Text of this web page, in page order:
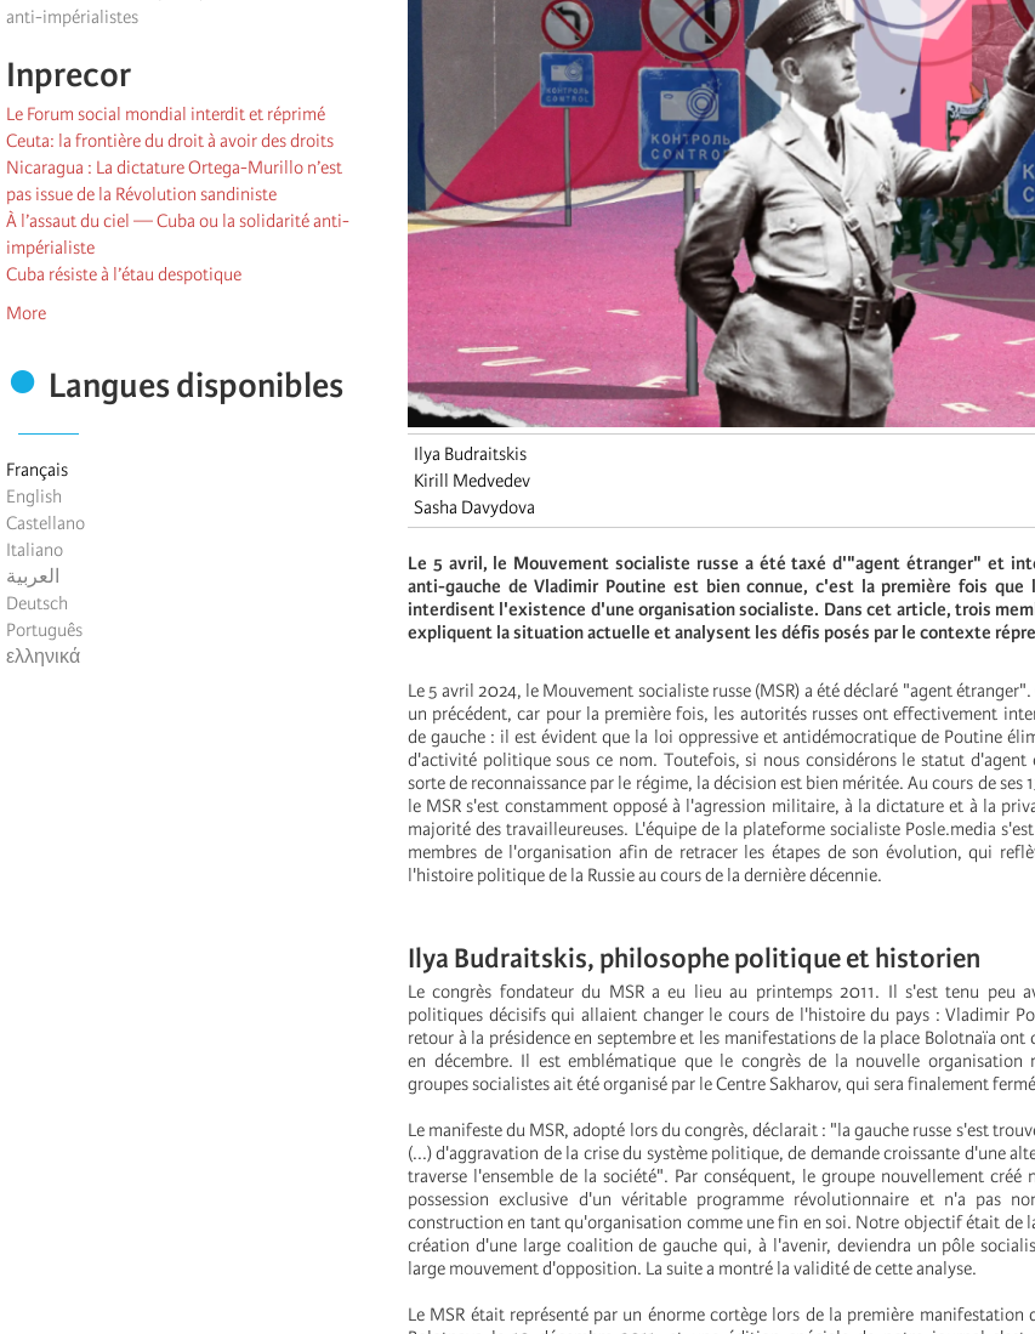
anti-impérialistes
Inprecor
Le Forum social mondial interdit et réprimé
Ceuta: la frontière du droit à avoir des droits
Nicaragua : La dictature Ortega-Murillo n’est
pas issue de la Révolution sandiniste
À l’assaut du ciel — Cuba ou la solidarité anti-
impérialiste
Cuba résiste à l’étau despotique
More
Langues disponibles
Français
English
Castellano
Italiano
العربية
Deutsch
Português
ελληνικά
Ilya Budraitskis
Kirill Medvedev
Sasha Davydova
Le 5 avril, le Mouvement socialiste russe a été taxé d'"agent étranger" et
anti-gauche de Vladimir Poutine est bien connue, c'est la première fois que
interdisent l'existence d'une organisation socialiste. Dans cet article, trois
expliquent la situation actuelle et analysent les défis posés par le contexte
Le 5 avril 2024, le Mouvement socialiste russe (MSR) a été déclaré "agent
un précédent, car pour la première fois, les autorités russes ont effectivement
de gauche : il est évident que la loi oppressive et antidémocratique de Poutine
d'activité politique sous ce nom. Toutefois, si nous considérons le statut d'agent
sorte de reconnaissance par le régime, la décision est bien méritée. Au cours de ses
le MSR s'est constamment opposé à l'agression militaire, à la dictature et à la
majorité des travailleureuses. L'équipe de la plateforme socialiste Posle.media
membres de l'organisation afin de retracer les étapes de son évolution, qui
l'histoire politique de la Russie au cours de la dernière décennie.
Ilya Budraitskis, philosophe politique et historien
Le congrès fondateur du MSR a eu lieu au printemps 2011. Il s'est tenu peu
politiques décisifs qui allaient changer le cours de l'histoire du pays : Vladimir
retour à la présidence en septembre et les manifestations de la place Bolotnaïa ont
en décembre. Il est emblématique que le congrès de la nouvelle organisation
groupes socialistes ait été organisé par le Centre Sakharov, qui sera finalement
Le manifeste du MSR, adopté lors du congrès, déclarait : "la gauche russe s'est
(...) d'aggravation de la crise du système politique, de demande croissante d'une
traverse l'ensemble de la société". Par conséquent, le groupe nouvellement créé
possession exclusive d'un véritable programme révolutionnaire et n'a pas
construction en tant qu'organisation comme une fin en soi. Notre objectif était de
création d'une large coalition de gauche qui, à l'avenir, deviendra un pôle
large mouvement d'opposition. La suite a montré la validité de cette analyse.
Le MSR était représenté par un énorme cortège lors de la première manifestation